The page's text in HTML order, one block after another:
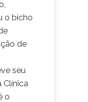
o bicho
de
seu
Clínica
o